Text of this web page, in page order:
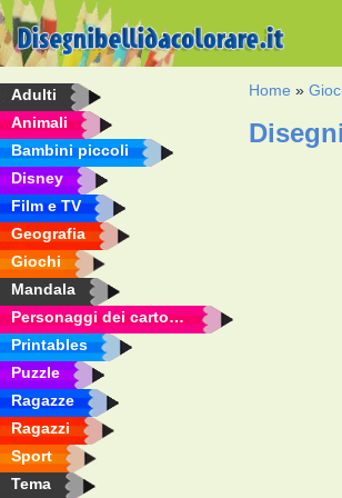
Adulti
Animali
Bambini piccoli
Disney
Film e TV
Geografia
Giochi
Mandala
Personaggi dei cartoni animati
Printables
Puzzle
Ragazze
Ragazzi
Sport
Tema
Home »